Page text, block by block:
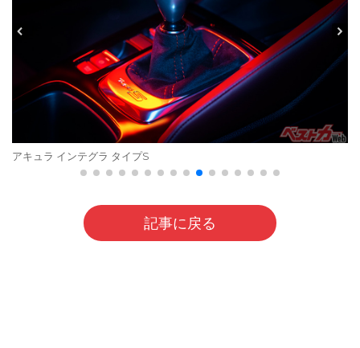
アキュラ インテグラ タイプS
記事に戻る